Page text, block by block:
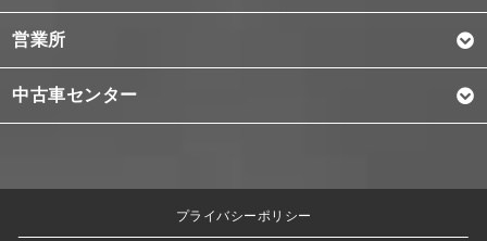
営業所
中古車センター
プライバシーポリシー